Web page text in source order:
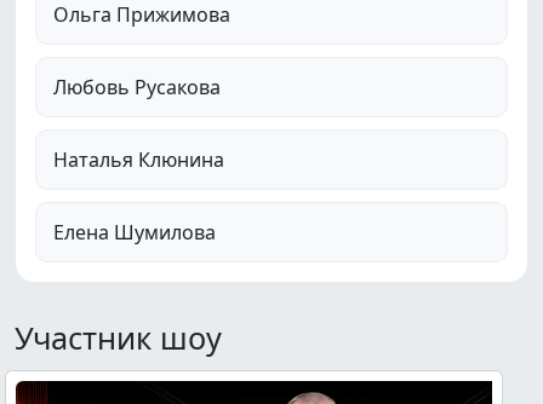
Ольга Прижимова
Любовь Русакова
Наталья Клюнина
Елена Шумилова
Участник шоу